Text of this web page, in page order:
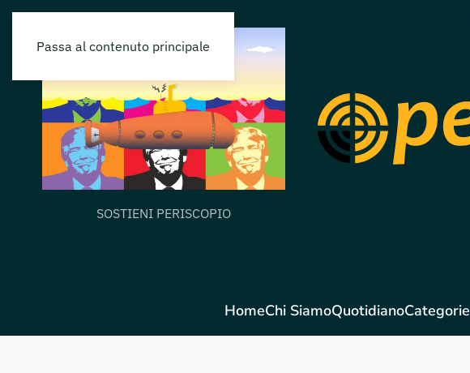
Passa al contenuto principale
SOSTIENI PERISCOPIO
HomeChi SiamoQuotidianoCategorie